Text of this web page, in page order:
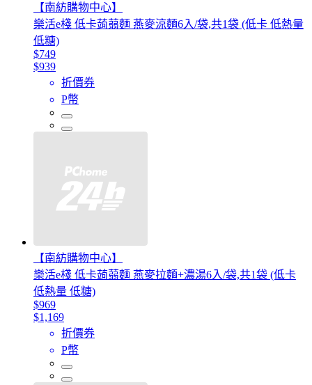
【南紡購物中心】
樂活e棧 低卡蒟蒻麵 燕麥涼麵6入/袋,共1袋 (低卡 低熱量
低糖)
$749
$939
折價券
P幣
【南紡購物中心】
樂活e棧 低卡蒟蒻麵 燕麥拉麵+濃湯6入/袋,共1袋 (低卡
低熱量 低糖)
$969
$1,169
折價券
P幣